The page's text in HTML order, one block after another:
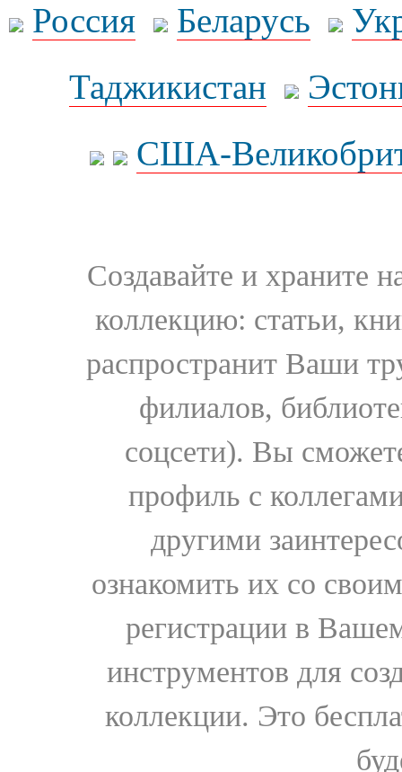
Россия Беларусь
Таджикистан
США-
Создавайте и храните
коллекцию: статьи,
распространит Ваши
филиалов,
соцсети). Вы
профиль с
другими
ознакомить их со
регистрации в
инструментов для
коллекции. Это